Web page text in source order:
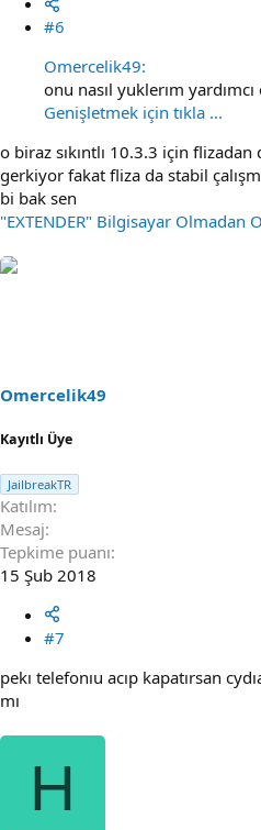
#6
Omercelik49:
onu nasıl yuklerım yardımcı
Genişletmek için tıkla ...
o biraz sıkıntlı 10.3.3 için
gerkiyor fakat fliza da stabil
bi bak sen
"EXTENDER" Bilgisayar Olmadan
Omercelik49
Kayıtlı Üye
JailbreakTR
Katılım
Mesaj
Tepkime puanı
15 Şub 2018
#7
pekı telefonıu acıp kapatırsan
mı
H